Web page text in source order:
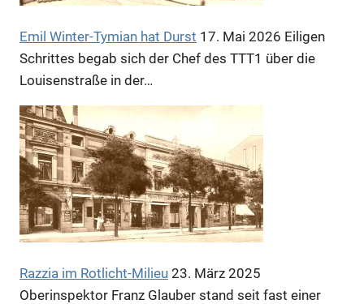
Anzeige
Anzeige
Emil Winter-Tymian hat Durst 17. Mai 2026 Eiligen
Schrittes begab sich der Chef des TTT1 über die
Louisenstraße in der…
Razzia im Rotlicht-Milieu 23. März 2025
Oberinspektor Franz Glauber stand seit fast einer